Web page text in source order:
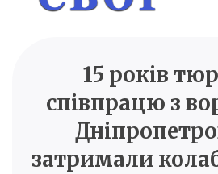
SVOI.DP.UA
Новини Дніпра
15 років
співпрацю з
затримали